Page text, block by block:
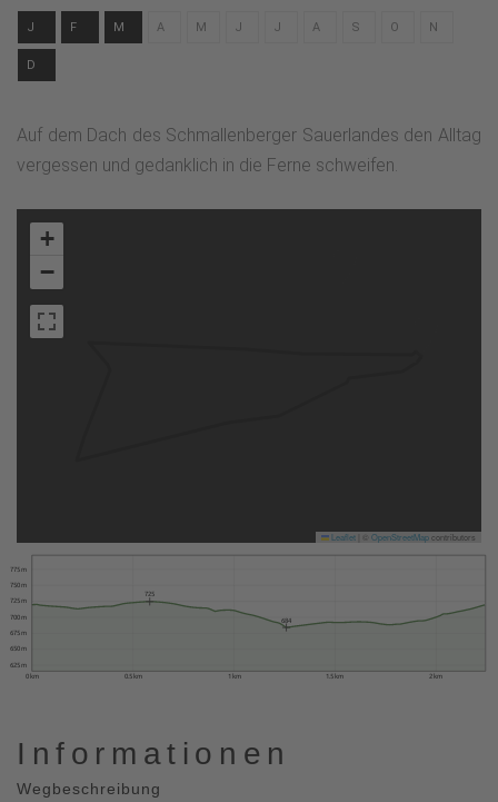
J F M A M J J A S O N
D
Auf dem Dach des Schmallenberger Sauerlandes den Alltag
vergessen und gedanklich in die Ferne schweifen.
+
−
Leaflet OpenStreetMapcontributors
0 km 0.5 km 1 km 1.5 km 2 km
625 m
650 m
675 m
700 m
725 m
750 m
775 m
684
725
Informationen
Wegbeschreibung